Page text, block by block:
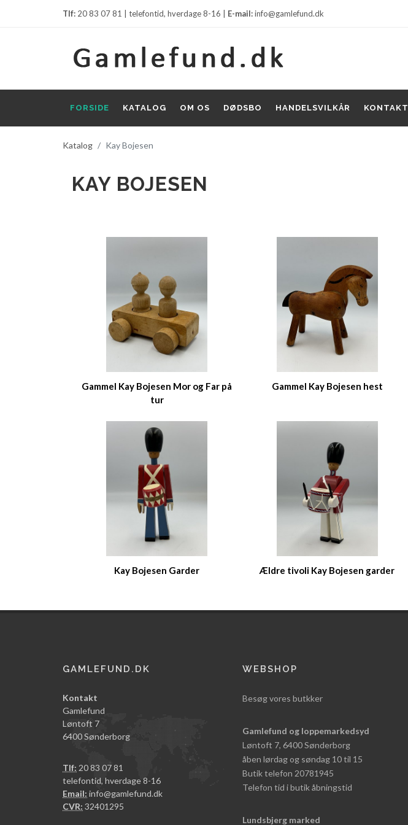
Tlf: 20 83 07 81 | telefontid, hverdage 8-16 | E-mail:info@gamlefund.dk
FORSIDE KATALOG OM OS DØDSBO HANDELSVILKÅR KONTAKT
Katalog Kay Bojesen
KAY BOJESEN
Gammel Kay Bojesen Mor og Far på
tur
Gammel Kay Bojesen hest
Kay Bojesen Garder Ældre tivoli Kay Bojesen garder
GAMLEFUND.DK
Kontakt
Gamlefund
Løntoft 7
6400 Sønderborg
Tlf: 20 83 07 81
telefontid, hverdage 8-16
Email: info@gamlefund.dk
CVR: 32401295
WEBSHOP
Besøg vores butkker
Gamlefund og loppemarkedsyd
Løntoft 7, 6400 Sønderborg
åben lørdag og søndag 10 til 15
Butik telefon 20781945
Telefon tid i butik åbningstid
Lundsbjerg marked